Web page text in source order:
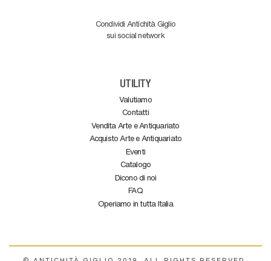
Condividi Antichità Giglio
sui social network
UTILITY
Valutiamo
Contatti
Vendita Arte e Antiquariato
Acquisto Arte e Antiquariato
Eventi
Catalogo
Dicono di noi
FAQ
Operiamo in tutta Italia